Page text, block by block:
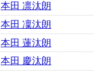
本田 凛汰朗
本田 凜汰朗
本田 蓮汰朗
本田 慶汰朗